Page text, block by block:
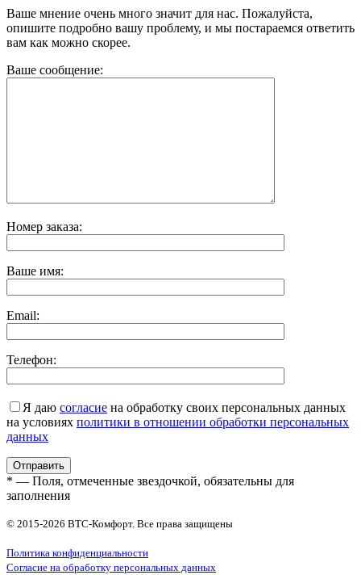
Ваше мнение очень много значит для нас. Пожалуйста,
опишите подробно вашу проблему, и мы постараемся ответить
вам как можно скорее.
Ваше сообщение:
Номер заказа:
Ваше имя:
Email:
Телефон:
Я даю согласие на обработку своих персональных данных
на условиях политики в отношении обработки персональных
данных
* — Поля, отмеченные звездочкой, обязательны для
заполнения
© 2015-2026 ВТС-Комфорт. Все права защищены
Политика конфиденциальности
Согласие на обработку персональных данных